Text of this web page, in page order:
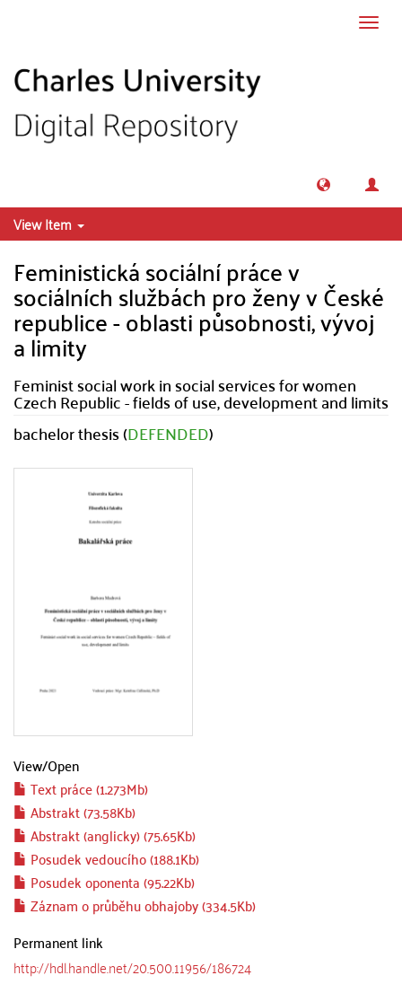
View Item
Feministická sociální práce v
sociálních službách pro ženy v České
republice - oblasti působnosti, vývoj
a limity
Feminist social work in social services for women
Czech Republic - fields of use, development and limits
bachelor thesis (DEFENDED)
View/Open
Text práce (1.273Mb)
Abstrakt (73.58Kb)
Abstrakt (anglicky) (75.65Kb)
Posudek vedoucího (188.1Kb)
Posudek oponenta (95.22Kb)
Záznam o průběhu obhajoby (334.5Kb)
Permanent link
http://hdl.handle.net/20.500.11956/186724